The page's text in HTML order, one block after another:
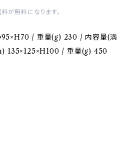
が無料になります。
/ 重量(g) 230 / 内容量(満
135×125×H100 / 重量(g) 450